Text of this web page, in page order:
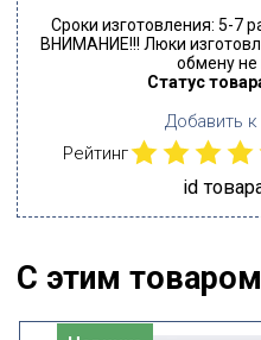
Сроки изготовления: 5-7
ВНИМАНИЕ!!! Люки
обмену не
Статус
Добавить
Рейтинг
id
С этим